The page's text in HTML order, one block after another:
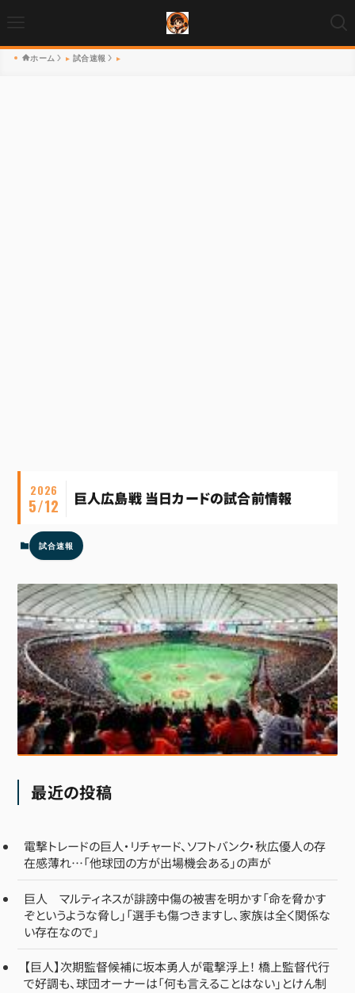
ホーム 試合速報
巨人広島戦 当日カードの試合前情報
2026
5/12
試合速報
最近の投稿
電撃トレードの巨人・リチャード、ソフトバンク・秋広優人の存
在感薄れ…「他球団の方が出場機会ある」の声が
巨人 マルティネスが誹謗中傷の被害を明かす「命を脅かす
ぞというような脅し」「選手も傷つきますし、家族は全く関係な
い存在なので」
【巨人】次期監督候補に坂本勇人が電撃浮上！ 橋上監督代行
で好調も、球団オーナーは「何も言えることはない」とけん制